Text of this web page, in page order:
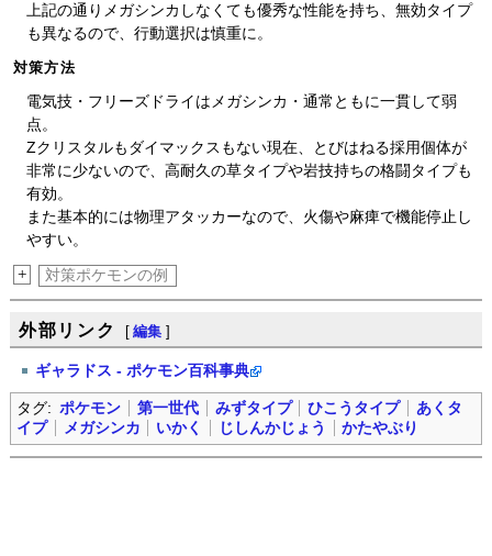
上記の通りメガシンカしなくても優秀な性能を持ち、無効タイプ
も異なるので、行動選択は慎重に。
対策方法
電気技・フリーズドライはメガシンカ・通常ともに一貫して弱
点。
Zクリスタルもダイマックスもない現在、とびはねる採用個体が
非常に少ないので、高耐久の草タイプや岩技持ちの格闘タイプも
有効。
また基本的には物理アタッカーなので、火傷や麻痺で機能停止し
やすい。
+ 対策ポケモンの例
外部リンク [ 編集 ]
ギャラドス - ポケモン百科事典
タグ: ポケモン 第一世代 みずタイプ ひこうタイプ
あくタ
イプ
メガシンカ いかく じしんかじょう かたやぶり